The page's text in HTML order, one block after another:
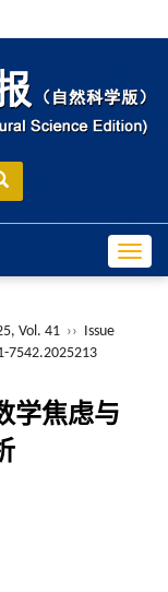
Vol. 41 ››
Issue
7542.2025213
学焦虑与